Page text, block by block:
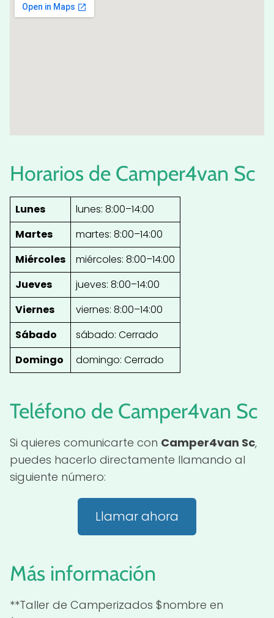
Horarios de Camper4van Sc
Lunes
lunes: 8:00–14:00
Martes
martes: 8:00–14:00
Miércoles
miércoles: 8:00–14:00
Jueves
jueves: 8:00–14:00
Viernes
viernes: 8:00–14:00
Sábado
sábado: Cerrado
Domingo
domingo: Cerrado
Teléfono de Camper4van Sc
Si quieres comunicarte con Camper4van Sc,
puedes hacerlo directamente llamando al
siguiente número:
Llamar ahora
Más información
**Taller de Camperizados $nombre en